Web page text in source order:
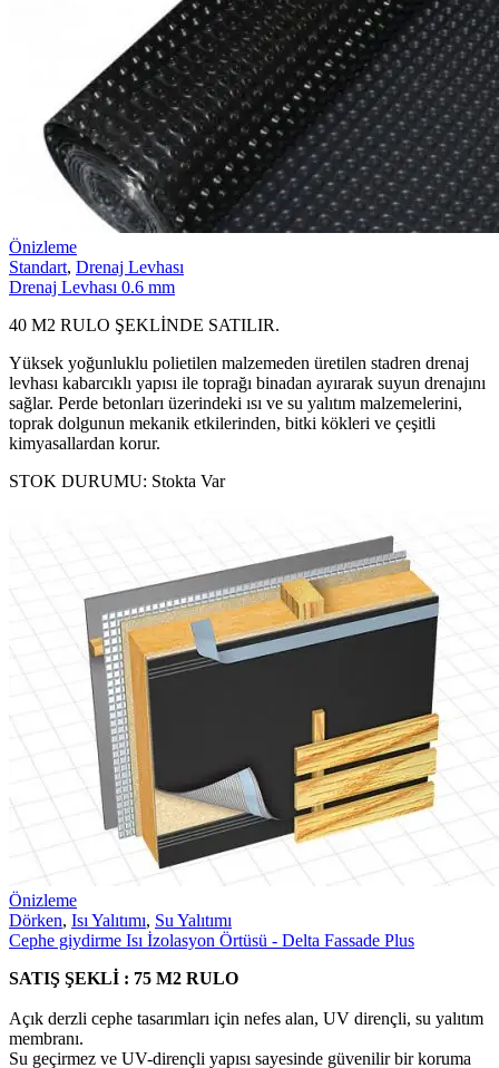
Önizleme
Standart, Drenaj Levhası
Drenaj Levhası 0.6 mm
40 M2 RULO ŞEKLİNDE SATILIR.
Yüksek yoğunluklu polietilen malzemeden üretilen stadren drenaj
levhası kabarcıklı yapısı ile toprağı binadan ayırarak suyun drenajını
sağlar. Perde betonları üzerindeki ısı ve su yalıtım malzemelerini,
toprak dolgunun mekanik etkilerinden, bitki kökleri ve çeşitli
kimyasallardan korur.
STOK DURUMU: Stokta Var
Önizleme
Dörken, Isı Yalıtımı, Su Yalıtımı
Cephe giydirme Isı İzolasyon Örtüsü - Delta Fassade Plus
SATIŞ ŞEKLİ : 75 M2 RULO
Açık derzli cephe tasarımları için nefes alan, UV dirençli, su yalıtım
membranı.
Su geçirmez ve UV-dirençli yapısı sayesinde güvenilir bir koruma